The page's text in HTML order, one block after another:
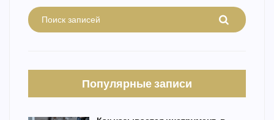
Популярные записи